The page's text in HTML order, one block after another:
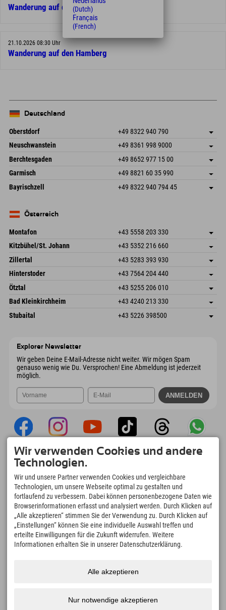
Wanderung auf den Hamberg
21.10.2026 08:30 Uhr
Wanderung auf den Hamberg
Deutschland
Oberstdorf +49 8322 940 790
An der Breitach 3
Deutschland
Adresse speichern
Buchen
Neuschwanstein +49 8361 998 9000
An der Riese 45
87484 Nesselwang im Allgäu
Deutschland
Adresse speichern
Anreiseinfos
Buchen
Berchtesgaden +49 8652 977 15 00
Hofreitstr. 7
Deutschland
Adresse speichern
Buchen
Garmisch +49 8821 60 35 990
Frickenstraße 22
82490 Farchant
Adresse speichern
Anreiseinfos
Bayrischzell +49 8322 940 794 45
Deutschland
Österreich
Montafon +43 5558 203 330
Dorfstr. 127b
6793 Gaschurn/Montafon
Österreich
Adresse speichern
Buchen
Kitzbühel/St. Johann +43 5352 216 660
Speckbacherstraße 87
6380 St. Johann in Tirol
Österreich
Adresse speichern
Anreiseinfos
Buchen
Zillertal +43 5283 393 930
Schmiedau 2
Österreich
Adresse speichern
Buchen
Hinterstoder +43 7564 204 440
Freizeitpark 10
4573 Hinterstoder
Österreich
Adresse speichern
Anreiseinfos
Buchen
Ötztal +43 5255 206 010
Gscheat 14
Österreich
Adresse speichern
Buchen
Bad Kleinkirchheim +43 4240 213 330
Dorfstraße 24
9546 Bad Kleinkirchheim
Adresse speichern
Anreiseinfos
Stubaital +43 5226 398500
Explorer Newsletter
Wir geben Deine E-Mail-Adresse nicht weiter. Wir mögen Spam
genauso wenig wie Du. Versprochen! Eine Abmeldung ist jederzeit
möglich.
Explorer App
Upload Deiner #ExplorerMoments, Mein
Explorer To Go mit Buchungsübersicht,
Bucketlist, Restaurantübersicht uvm. Jetzt
downloaden!
Zeit für Explorer Moments
166 4.634km
Pisten zum Skifahren und
97
Wir verwenden Cookies und andere
Technologien.
Wir und unsere Partner verwenden Cookies und vergleichbare
Technologien, um unsere Webseite optimal zu gestalten und
fortlaufend zu verbessern. Dabei können personenbezogene Daten wie
Browserinformationen erfasst und analysiert werden. Durch Klicken auf
„Alle akzeptieren“ stimmen Sie der Verwendung zu. Durch Klicken auf
„Einstellungen“ können Sie eine individuelle Auswahl treffen und
erteilte Einwilligungen für die Zukunft widerrufen. Weitere
Informationen erhalten Sie in unserer Datenschutzerklärung.
Alle akzeptieren
Nur notwendige akzeptieren
(Dutch)
Français
(French)